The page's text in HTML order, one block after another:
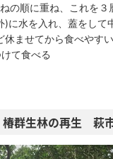
順に重ね、これを３
水を入れ、蓋をして
ませてから食べやすい
て食べる
椿群生林の再生 萩